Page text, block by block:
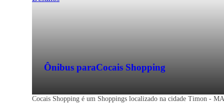
Ônibus paraCocais Shopping
Cocais Shopping é um Shoppings localizado na cidade Timon -